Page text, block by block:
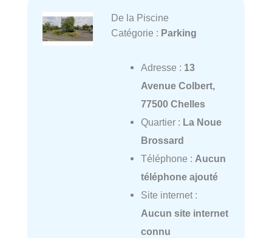
De la Piscine
Catégorie : Parking
Adresse : 13
Avenue Colbert,
77500 Chelles
Quartier : La Noue
Brossard
Téléphone : Aucun
téléphone ajouté
Site internet :
Aucun site internet
connu